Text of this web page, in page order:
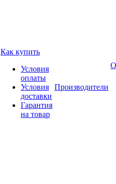
Как купить
Условия
оплаты
Условия
доставки
Гарантия
на товар
Производители